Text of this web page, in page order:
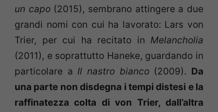
un capo(2015), sembrano attingere a due
grandi nomi con cui ha lavorato: Lars von
Trier, per cui ha recitato in Melancholia
(2011), e soprattutto Haneke, guardando in
particolare a Il nastro bianco (2009). Da
una parte non disdegna i tempi distesi e la
raffinatezza colta di von Trier, dall’altra